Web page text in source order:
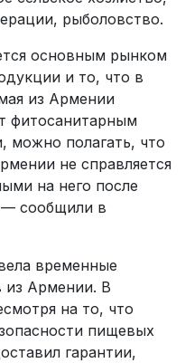
рыболовство.
основным рынком
и то, что в
из Армении
фитосанитарным
можно полагать, что
не справляется
на него после
— сообщили в
временные
из Армении. В
на то, что
пищевых
гарантии,